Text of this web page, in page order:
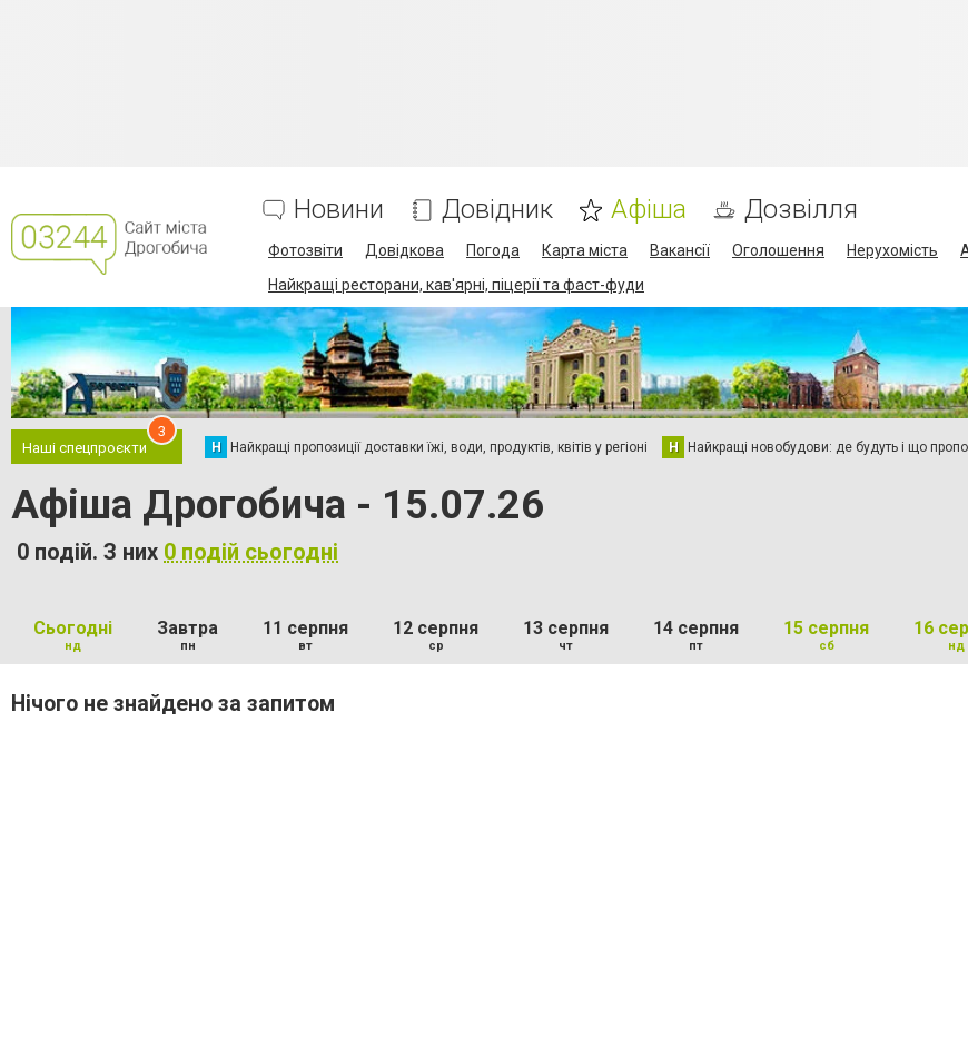
Новини Довідник Афіша Дозвілля
Фотозвіти Довідкова Погода Карта міста Вакансії Оголошення Нерухомість
Найкращі ресторани, кав'ярні, піцерії та фаст-фуди
Наші спецпроєкти
3
Н Найкращі пропозиції доставки їжі, води, продуктів, квітів у регіоні Н Найкращі новобудови: де будуть і що
Афіша Дрогобича - 15.07.26
0 подій. З них 0 подій сьогодні
Сьогодні
нд
Завтра
пн
11 серпня
вт
12 серпня
ср
13 серпня
чт
14 серпня
пт
15 серпня
сб
16
нд
Нічого не знайдено за запитом